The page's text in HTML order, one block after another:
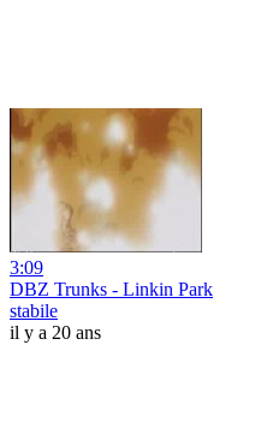
3:09
DBZ Trunks - Linkin Park
stabile
il y a 20 ans